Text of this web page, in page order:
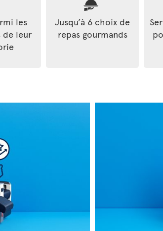
les
de leur
Jusqu’à 6 choix de
repas gourmands